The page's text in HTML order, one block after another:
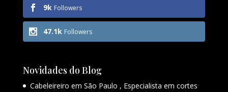
9k Followers
47.1k Followers
Novidades do Blog
Cabeleireiro em São Paulo , Especialista em cortes